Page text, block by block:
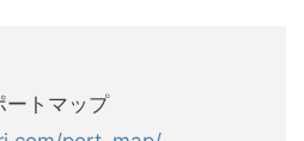
ートマップ